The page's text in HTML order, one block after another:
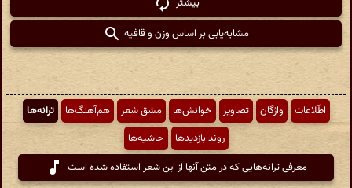
بیشتر
مشابه‌یابی بر اساس وزن و قافیه
اطّلاعات واژگان تصاویر خوانش‌ها مشق شعر هم‌آهنگ‌ها
ترانه‌ها
روند بازدیدها
حاشیه‌ها
معرفی ترانه‌هایی که در متن آنها از این شعر استفاده شده است